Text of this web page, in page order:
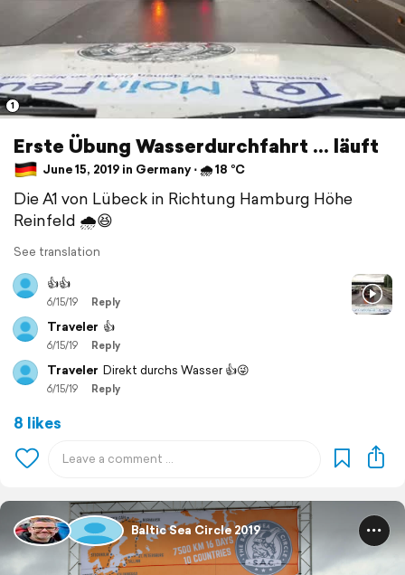
1
Erste Übung Wasserdurchfahrt ... läuft
June 15, 2019 in Germany ⋅ 🌧 18 °C
Die A1 von Lübeck in Richtung Hamburg Höhe
Reinfeld 🌧😆
See translation
👍👍
6/15/19 Reply
Traveler 👍
6/15/19 Reply
Traveler Direkt durchs Wasser 👍😜
6/15/19 Reply
8 likes
Baltic Sea Circle 2019